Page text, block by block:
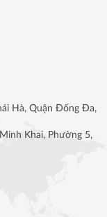
Hà, Quận Đống Đa,
Khai, Phường 5,